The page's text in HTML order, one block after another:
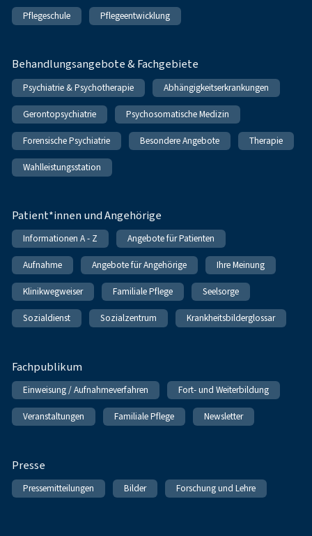
Pflegeschule Pflegeentwicklung
Behandlungsangebote & Fachgebiete
Psychiatrie & Psychotherapie Abhängigkeitserkrankungen
Gerontopsychiatrie Psychosomatische Medizin
Forensische Psychiatrie Besondere Angebote Therapie
Wahlleistungsstation
Patient*innen und Angehörige
Informationen A - Z Angebote für Patienten
Aufnahme Angebote für Angehörige Ihre Meinung
Klinikwegweiser Familiale Pflege Seelsorge
Sozialdienst Sozialzentrum Krankheitsbilderglossar
Fachpublikum
Einweisung / Aufnahmeverfahren Fort- und Weiterbildung
Veranstaltungen Familiale Pflege Newsletter
Presse
Pressemitteilungen Bilder Forschung und Lehre